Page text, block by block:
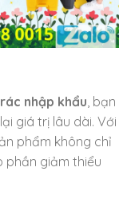
nhập khẩu , bạn
giá trị lâu dài. Với
phẩm không chỉ
phần giảm thiểu